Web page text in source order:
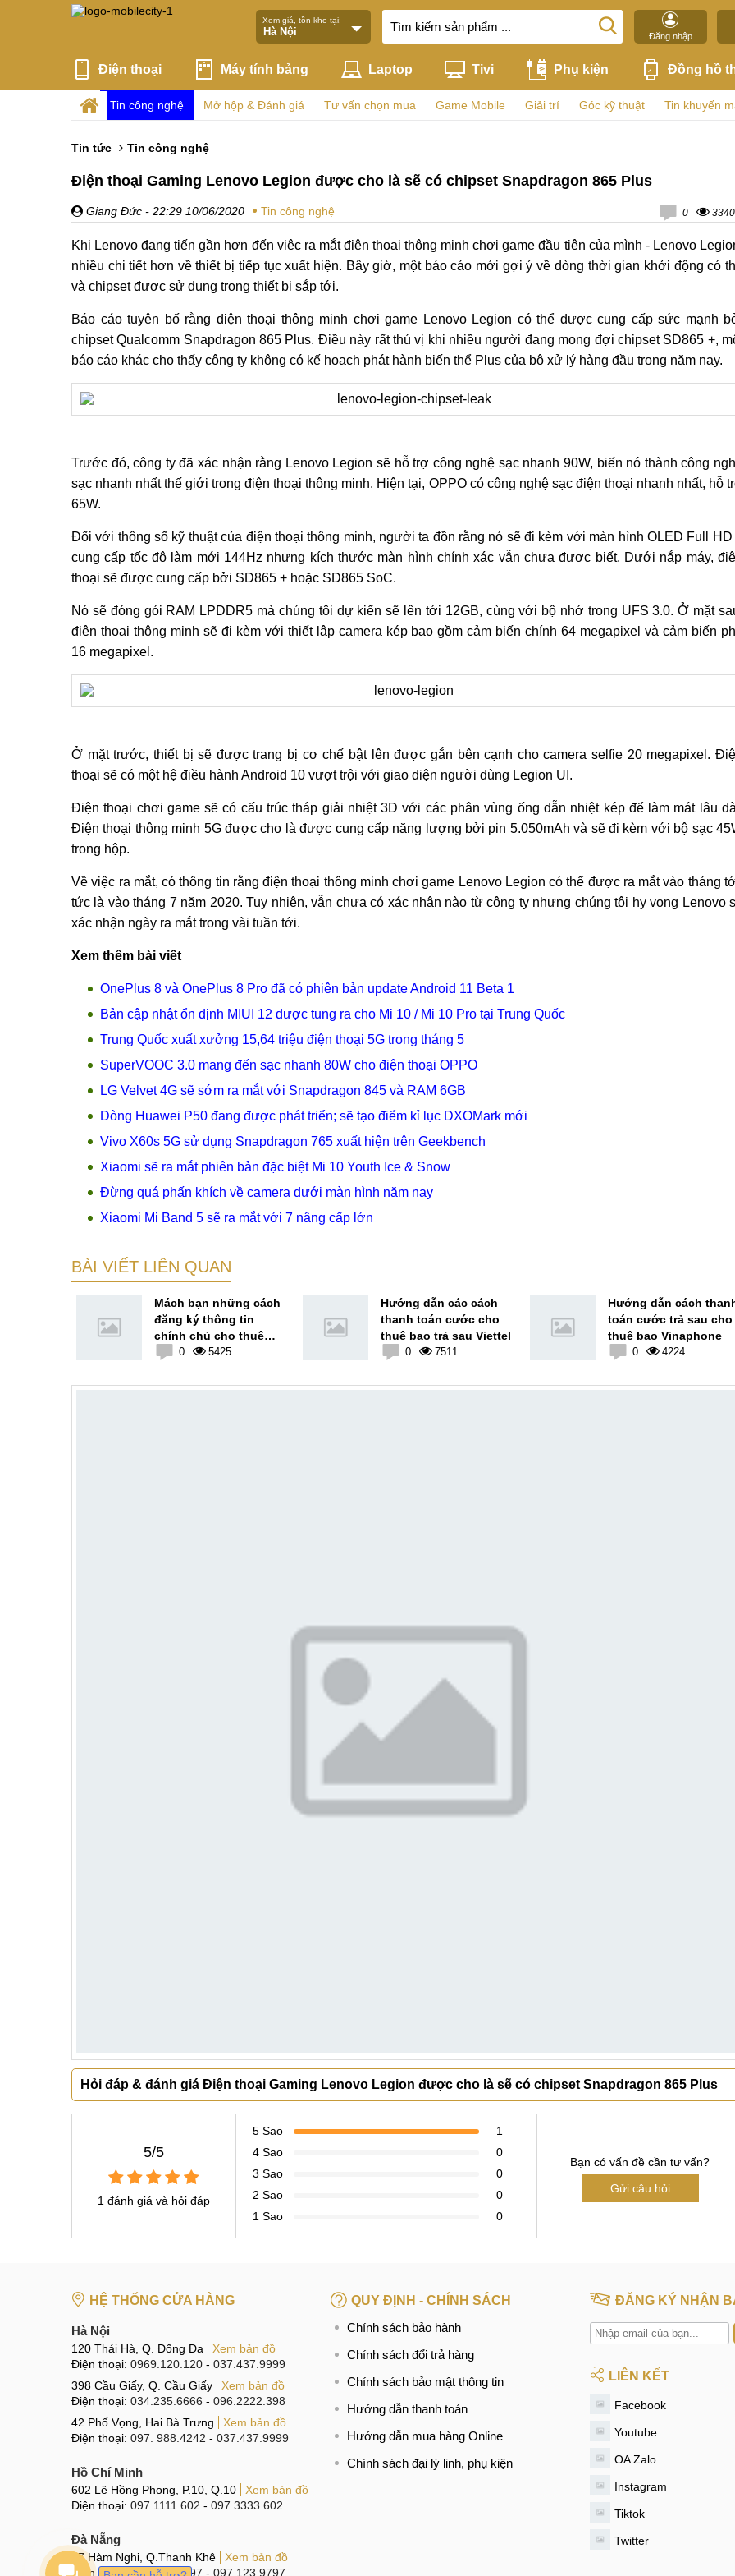
Xem giá, tồn kho tại:
Đăng nhập
Điện thoại Máy tính bảng Laptop Tivi Phụ kiện Đồng hồ
Tin công nghệ Mở hộp & Đánh giá Tư vấn chọn mua Game Mobile Giải trí Góc kỹ thuật Tin khuyến
Tin tức Tin công nghệ
Điện thoại Gaming Lenovo Legion được cho là sẽ có chipset Snapdragon 865 Plus
Giang Đức - 22:29 10/06/2020 Tin công nghệ 0 3340
Khi Lenovo đang tiến gần hơn đến việc ra mắt điện thoại thông minh chơi game đầu tiên của mình - Lenovo
nhiều chi tiết hơn về thiết bị tiếp tục xuất hiện. Bây giờ, một báo cáo mới gợi ý về dòng thời gian khởi động có
và chipset được sử dụng trong thiết bị sắp tới.
Báo cáo tuyên bố rằng điện thoại thông minh chơi game Lenovo Legion có thể được cung cấp sức mạnh
chipset Qualcomm Snapdragon 865 Plus. Điều này rất thú vị khi nhiều người đang mong đợi chipset SD865 +,
báo cáo khác cho thấy công ty không có kế hoạch phát hành biến thể Plus của bộ xử lý hàng đầu trong năm nay.
Trước đó, công ty đã xác nhận rằng Lenovo Legion sẽ hỗ trợ công nghệ sạc nhanh 90W, biến nó thành công
sạc nhanh nhất thế giới trong điện thoại thông minh. Hiện tại, OPPO có công nghệ sạc điện thoại nhanh nhất, hỗ
65W.
Đối với thông số kỹ thuật của điện thoại thông minh, người ta đồn rằng nó sẽ đi kèm với màn hình OLED Full HD
cung cấp tốc độ làm mới 144Hz nhưng kích thước màn hình chính xác vẫn chưa được biết. Dưới nắp máy,
thoại sẽ được cung cấp bởi SD865 + hoặc SD865 SoC.
Nó sẽ đóng gói RAM LPDDR5 mà chúng tôi dự kiến sẽ lên tới 12GB, cùng với bộ nhớ trong UFS 3.0. Ở mặt
điện thoại thông minh sẽ đi kèm với thiết lập camera kép bao gồm cảm biến chính 64 megapixel và cảm biến
16 megapixel.
Ở mặt trước, thiết bị sẽ được trang bị cơ chế bật lên được gắn bên cạnh cho camera selfie 20 megapixel.
thoại sẽ có một hệ điều hành Android 10 vượt trội với giao diện người dùng Legion UI.
Điện thoại chơi game sẽ có cấu trúc tháp giải nhiệt 3D với các phân vùng ống dẫn nhiệt kép để làm mát lâu
Điện thoại thông minh 5G được cho là được cung cấp năng lượng bởi pin 5.050mAh và sẽ đi kèm với bộ sạc
trong hộp.
Về việc ra mắt, có thông tin rằng điện thoại thông minh chơi game Lenovo Legion có thể được ra mắt vào tháng
tức là vào tháng 7 năm 2020. Tuy nhiên, vẫn chưa có xác nhận nào từ công ty nhưng chúng tôi hy vọng Lenovo
xác nhận ngày ra mắt trong vài tuần tới.
Xem thêm bài viết
OnePlus 8 và OnePlus 8 Pro đã có phiên bản update Android 11 Beta 1
Bản cập nhật ổn định MIUI 12 được tung ra cho Mi 10 / Mi 10 Pro tại Trung Quốc
Trung Quốc xuất xưởng 15,64 triệu điện thoại 5G trong tháng 5
SuperVOOC 3.0 mang đến sạc nhanh 80W cho điện thoại OPPO
LG Velvet 4G sẽ sớm ra mắt với Snapdragon 845 và RAM 6GB
Dòng Huawei P50 đang được phát triển; sẽ tạo điểm kỉ lục DXOMark mới
Vivo X60s 5G sử dụng Snapdragon 765 xuất hiện trên Geekbench
Xiaomi sẽ ra mắt phiên bản đặc biệt Mi 10 Youth Ice & Snow
Đừng quá phấn khích về camera dưới màn hình năm nay
Xiaomi Mi Band 5 sẽ ra mắt với 7 nâng cấp lớn
BÀI VIẾT LIÊN QUAN
Mách bạn những cách
đăng ký thông tin
chính chủ cho thuê
bao Viettel
0 5425
Hướng dẫn các cách
thanh toán cước cho
thuê bao trả sau Viettel
0 7511
Hướng dẫn cách
toán cước trả sau cho
thuê bao Vinaphone
0 4224
Hỏi đáp & đánh giá Điện thoại Gaming Lenovo Legion được cho là sẽ có chipset Snapdragon 865 Plus
5/5
1 đánh giá và hỏi đáp
5 Sao
1
4 Sao
0
3 Sao
0
2 Sao
0
1 Sao
0
Bạn có vấn đề cần tư vấn?
Gửi câu hỏi
HỆ THỐNG CỬA HÀNG
Hà Nội
120 Thái Hà, Q. Đống Đa
Xem bản đồ
Điện thoại: 0969.120.120 - 037.437.9999
398 Cầu Giấy, Q. Cầu Giấy
Xem bản đồ
Điện thoại: 034.235.6666 - 096.2222.398
42 Phố Vọng, Hai Bà Trưng
Xem bản đồ
Điện thoại: 097. 988.4242 - 037.437.9999
Hồ Chí Minh
602 Lê Hồng Phong, P.10, Q.10
Xem bản đồ
Điện thoại: 097.1111.602 - 097.3333.602
Đà Nẵng
97 Hàm Nghi, Q.Thanh Khê
Xem bản đồ
Điện thoại:096.123.9797 - 097.123.9797
QUY ĐỊNH - CHÍNH SÁCH
Chính sách bảo hành
Chính sách đổi trả hàng
Chính sách bảo mật thông tin
Hướng dẫn thanh toán
Hướng dẫn mua hàng Online
Chính sách đại lý linh, phụ kiện
ĐĂNG KÝ NHẬN
LIÊN KẾT
Facebook
Youtube
OA Zalo
Instagram
Tiktok
Twitter